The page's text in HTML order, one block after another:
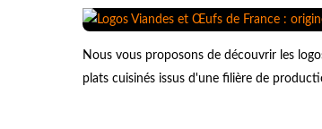
Nous vous proposons de découvrir les
plats cuisinés issus d'une filière de